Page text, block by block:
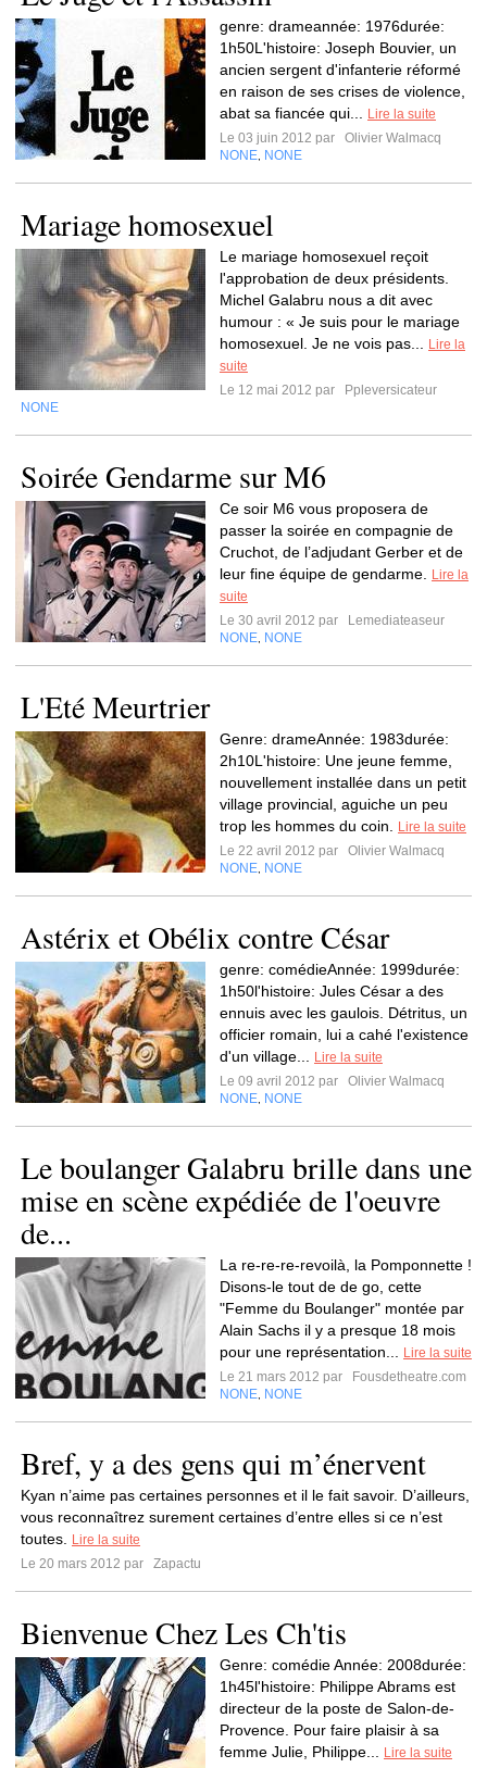
genre: drameannée: 1976durée:
1h50L'histoire: Joseph Bouvier, un
ancien sergent d'infanterie réformé
en raison de ses crises de violence,
abat sa fiancée qui...
Lire la suite
Le 03 juin 2012 par
Olivier Walmacq
NONE NONE
Mariage homosexuel
Le mariage homosexuel reçoit
l'approbation de deux présidents.
Michel Galabru nous a dit avec
humour : « Je suis pour le mariage
homosexuel. Je ne vois pas...
Lire la
suite
Le 12 mai 2012 par
Ppleversicateur
NONE
Soirée Gendarme sur M6
Ce soir M6 vous proposera de
passer la soirée en compagnie de
Cruchot, de l’adjudant Gerber et de
leur fine équipe de gendarme.
Lire la
suite
Le 30 avril 2012 par
Lemediateaseur
NONE NONE
L'Eté Meurtrier
Genre: drameAnnée: 1983durée:
2h10L'histoire: Une jeune femme,
nouvellement installée dans un petit
village provincial, aguiche un peu
trop les hommes du coin.
Lire la suite
Le 22 avril 2012 par
Olivier Walmacq
NONE NONE
Astérix et Obélix contre César
genre: comédieAnnée: 1999durée:
1h50l'histoire: Jules César a des
ennuis avec les gaulois. Détritus, un
officier romain, lui a cahé l'existence
d'un village...
Lire la suite
Le 09 avril 2012 par
Olivier Walmacq
NONE NONE
Le boulanger Galabru brille dans une
mise en scène expédiée de l'oeuvre
de...
La re-re-re-revoilà, la Pomponnette !
Disons-le tout de de go, cette
"Femme du Boulanger" montée par
Alain Sachs il y a presque 18 mois
pour une représentation...
Lire la suite
Le 21 mars 2012 par
Fousdetheatre.com
NONE NONE
Bref, y a des gens qui m’énervent
Kyan n’aime pas certaines personnes et il le fait savoir. D’ailleurs,
vous reconnaîtrez surement certaines d’entre elles si ce n’est
toutes.
Lire la suite
Le 20 mars 2012 par
Zapactu
Bienvenue Chez Les Ch'tis
Genre: comédie Année: 2008durée:
1h45l'histoire: Philippe Abrams est
directeur de la poste de Salon-de-
Provence. Pour faire plaisir à sa
femme Julie, Philippe...
Lire la suite